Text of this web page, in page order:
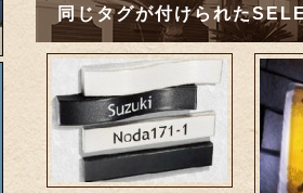
同じタグが付けられた